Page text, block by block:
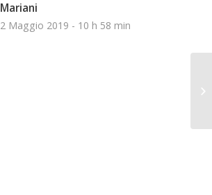
Mariani
2 Maggio 2019 - 10 h 58 min